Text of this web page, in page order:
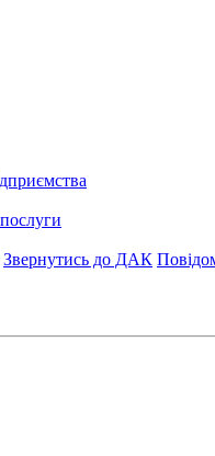
Звернутись до ДАК